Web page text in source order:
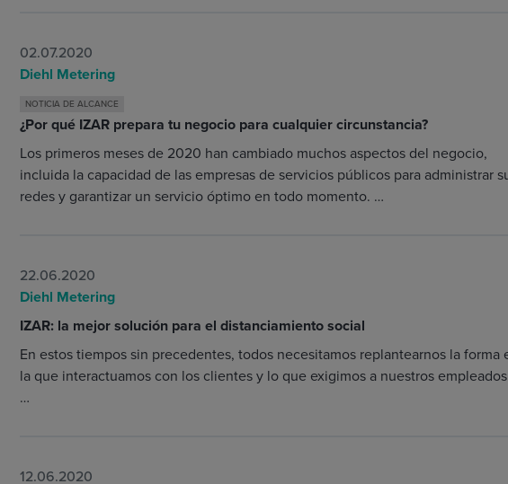
02.07.2020
Diehl Metering
NOTICIA DE ALCANCE
¿Por qué IZAR prepara tu negocio para cualquier circunstancia?
Los primeros meses de 2020 han cambiado muchos aspectos del negocio,
incluida la capacidad de las empresas de servicios públicos para administrar
redes y garantizar un servicio óptimo en todo momento. …
22.06.2020
Diehl Metering
IZAR: la mejor solución para el distanciamiento social
En estos tiempos sin precedentes, todos necesitamos replantearnos la forma
la que interactuamos con los clientes y lo que exigimos a nuestros
…
12.06.2020